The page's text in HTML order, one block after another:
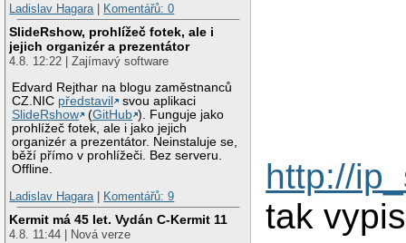
Ladislav Hagara | Komentářů: 0
SlideRshow, prohlížeč fotek, ale i
jejich organizér a prezentátor
4.8. 12:22 | Zajímavý software
Edvard Rejthar na blogu zaměstnanců
CZ.NIC představil
svou aplikaci
SlideRshow
(GitHub ). Funguje jako
prohlížeč fotek, ale i jako jejich
organizér a prezentátor. Neinstaluje se,
běží přímo v prohlížeči. Bez serveru.
Offline.
Ladislav Hagara | Komentářů: 9
Kermit má 45 let. Vydán C-Kermit 11
4.8. 11:44 | Nová verze
http://
tak